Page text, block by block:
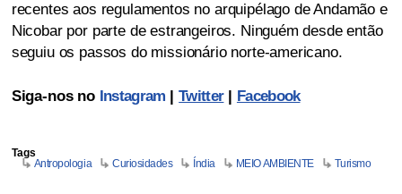
recentes aos regulamentos no arquipélago de Andamão e
Nicobar por parte de estrangeiros. Ninguém desde então
seguiu os passos do missionário norte-americano.
Siga-nos no Instagram |Twitter| Facebook
Tags
Antropologia
Curiosidades Índia MEIO AMBIENTE Turismo